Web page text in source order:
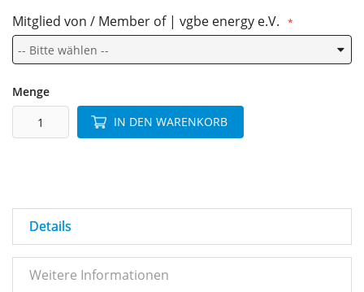
Mitglied von / Member of | vgbe energy e.V.
Menge
IN DEN WARENKORB
Details
Weitere Informationen